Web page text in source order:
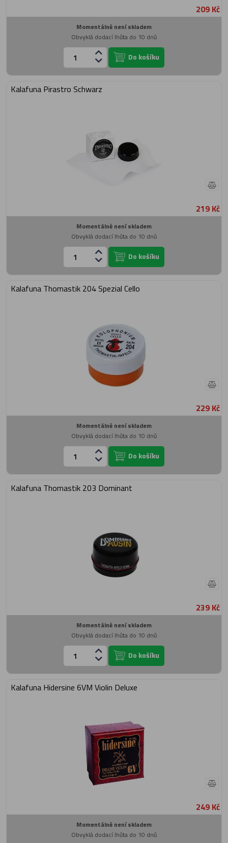
209 Kč
Momentálně není skladem
Obvyklá dodací lhůta do 10 dnů
Do košíku
Kalafuna Pirastro Schwarz
219 Kč
Momentálně není skladem
Obvyklá dodací lhůta do 10 dnů
Do košíku
Kalafuna Thomastik 204 Spezial Cello
229 Kč
Momentálně není skladem
Obvyklá dodací lhůta do 10 dnů
Do košíku
Kalafuna Thomastik 203 Dominant
239 Kč
Momentálně není skladem
Obvyklá dodací lhůta do 10 dnů
Do košíku
Kalafuna Hidersine 6VM Violin Deluxe
249 Kč
Momentálně není skladem
Obvyklá dodací lhůta do 10 dnů